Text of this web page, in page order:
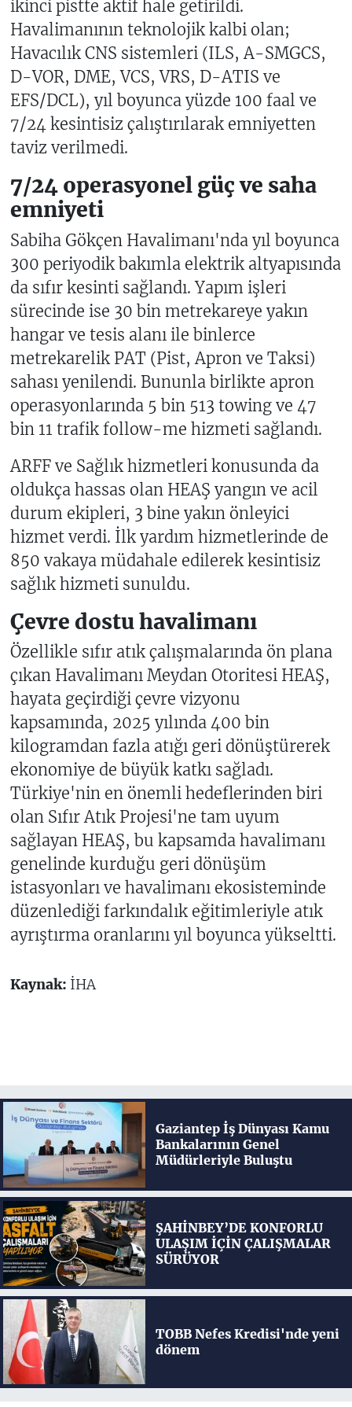
ikinci pistte aktif hale getirildi.
Havalimanının teknolojik kalbi olan;
Havacılık CNS sistemleri (ILS, A-SMGCS,
D-VOR, DME, VCS, VRS, D-ATIS ve
EFS/DCL), yıl boyunca yüzde 100 faal ve
7/24 kesintisiz çalıştırılarak emniyetten
taviz verilmedi.
7/24 operasyonel güç ve saha
emniyeti
Sabiha Gökçen Havalimanı'nda yıl boyunca
300 periyodik bakımla elektrik altyapısında
da sıfır kesinti sağlandı. Yapım işleri
sürecinde ise 30 bin metrekareye yakın
hangar ve tesis alanı ile binlerce
metrekarelik PAT (Pist, Apron ve Taksi)
sahası yenilendi. Bununla birlikte apron
operasyonlarında 5 bin 513 towing ve 47
bin 11 trafik follow-me hizmeti sağlandı.
ARFF ve Sağlık hizmetleri konusunda da
oldukça hassas olan HEAŞ yangın ve acil
durum ekipleri, 3 bine yakın önleyici
hizmet verdi. İlk yardım hizmetlerinde de
850 vakaya müdahale edilerek kesintisiz
sağlık hizmeti sunuldu.
Çevre dostu havalimanı
Özellikle sıfır atık çalışmalarında ön plana
çıkan Havalimanı Meydan Otoritesi HEAŞ,
hayata geçirdiği çevre vizyonu
kapsamında, 2025 yılında 400 bin
kilogramdan fazla atığı geri dönüştürerek
ekonomiye de büyük katkı sağladı.
Türkiye'nin en önemli hedeflerinden biri
olan Sıfır Atık Projesi'ne tam uyum
sağlayan HEAŞ, bu kapsamda havalimanı
genelinde kurduğu geri dönüşüm
istasyonları ve havalimanı ekosisteminde
düzenlediği farkındalık eğitimleriyle atık
ayrıştırma oranlarını yıl boyunca yükseltti.
Kaynak: İHA
Gaziantep İş Dünyası Kamu
Bankalarının Genel
Müdürleriyle Buluştu
ŞAHİNBEY’DE KONFORLU
ULAŞIM İÇİN ÇALIŞMALAR
SÜRÜYOR
TOBB Nefes Kredisi'nde yeni
dönem